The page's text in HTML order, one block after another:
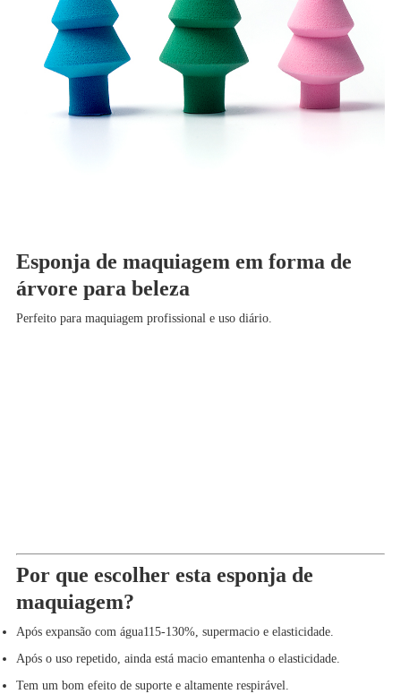
Esponja de maquiagem em forma de
árvore para beleza
Perfeito para maquiagem profissional e uso diário.
Por que escolher esta esponja de
maquiagem?
Após expansão com água115-130%, supermacio e elasticidade.
Após o uso repetido, ainda está macio emantenha oelasticidade.
Tem um bom efeito de suporte e altamente respirável.